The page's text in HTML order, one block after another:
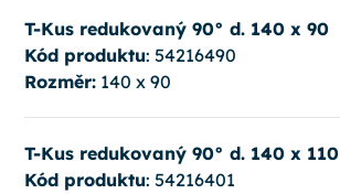
T-Kus redukovaný 90° d. 140 x 90
Kód produktu: 54216490
Rozměr:140 x 90
T-Kus redukovaný 90° d. 140 x 110
Kód produktu: 54216401